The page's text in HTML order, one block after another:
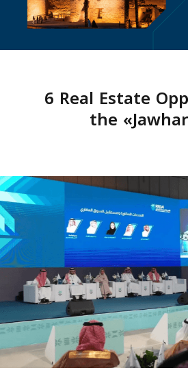
6 Real Estate
the